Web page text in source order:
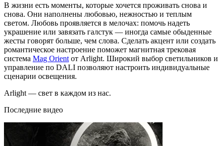
В жизни есть моменты, которые хочется проживать снова и
снова. Они наполнены любовью, нежностью и теплым
светом. Любовь проявляется в мелочах: помочь надеть
украшение или завязать галстук — иногда самые обыденные
жесты говорят больше, чем слова. Сделать акцент или создать
романтическое настроение поможет магнитная трековая
система Mag Orient от Arlight. Широкий выбор светильников и
управление по DALI позволяют настроить индивидуальные
сценарии освещения.
Arlight — свет в каждом из нас.
Последние видео